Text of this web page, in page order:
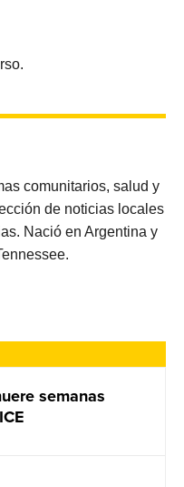
semanas
comunitarios, salud y
de noticias locales
Nació en Argentina y